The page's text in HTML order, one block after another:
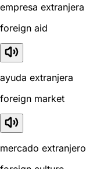
empresa extranjera
foreign aid
ayuda extranjera
foreign market
mercado extranjero